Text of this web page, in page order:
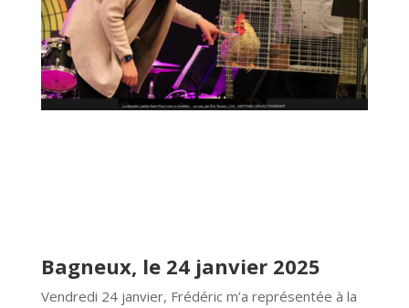
Bagneux, le 24 janvier 2025
Vendredi 24 janvier, Frédéric m’a représentée à la